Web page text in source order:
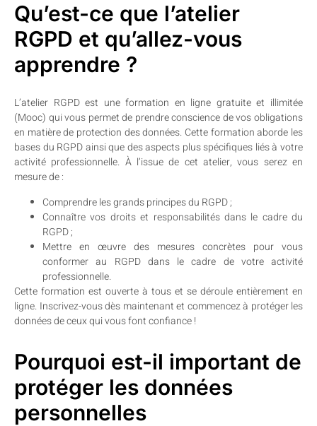
Qu’est-ce que l’atelier
RGPD et qu’allez-vous
apprendre ?
L’atelier RGPD est une formation en ligne gratuite et illimitée
(Mooc) qui vous permet de prendre conscience de vos obligations
en matière de protection des données. Cette formation aborde les
bases du RGPD ainsi que des aspects plus spécifiques liés à votre
activité professionnelle. À l’issue de cet atelier, vous serez en
mesure de :
Comprendre les grands principes du RGPD ;
Connaître vos droits et responsabilités dans le cadre du
RGPD ;
Mettre en œuvre des mesures concrètes pour vous
conformer au RGPD dans le cadre de votre activité
professionnelle.
Cette formation est ouverte à tous et se déroule entièrement en
ligne. Inscrivez-vous dès maintenant et commencez à protéger les
données de ceux qui vous font confiance !
Pourquoi est-il important de
protéger les données
personnelles